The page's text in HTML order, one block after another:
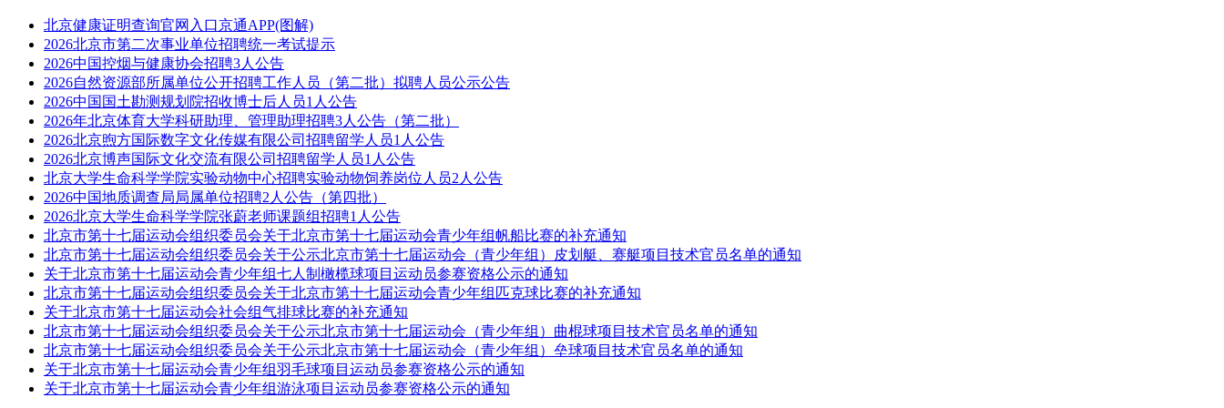
北京健康证明查询官网入口京通APP(图解)
2026北京市第二次事业单位招聘统一考试提示
2026中国控烟与健康协会招聘3人公告
2026自然资源部所属单位公开招聘工作人员（第二批）拟聘人员公示公告
2026中国国土勘测规划院招收博士后人员1人公告
2026年北京体育大学科研助理、管理助理招聘3人公告（第二批）
2026北京煦方国际数字文化传媒有限公司招聘留学人员1人公告
2026北京博声国际文化交流有限公司招聘留学人员1人公告
北京大学生命科学学院实验动物中心招聘实验动物饲养岗位人员2人公告
2026中国地质调查局局属单位招聘2人公告（第四批）
2026北京大学生命科学学院张蔚老师课题组招聘1人公告
北京市第十七届运动会组织委员会关于北京市第十七届运动会青少年组帆船比赛的补充通知
北京市第十七届运动会组织委员会关于公示北京市第十七届运动会（青少年组）皮划艇、赛艇项目技术官员名单的通知
关于北京市第十七届运动会青少年组七人制橄榄球项目运动员参赛资格公示的通知
北京市第十七届运动会组织委员会关于北京市第十七届运动会青少年组匹克球比赛的补充通知
关于北京市第十七届运动会社会组气排球比赛的补充通知
北京市第十七届运动会组织委员会关于公示北京市第十七届运动会（青少年组）曲棍球项目技术官员名单的通知
北京市第十七届运动会组织委员会关于公示北京市第十七届运动会（青少年组）垒球项目技术官员名单的通知
关于北京市第十七届运动会青少年组羽毛球项目运动员参赛资格公示的通知
关于北京市第十七届运动会青少年组游泳项目运动员参赛资格公示的通知